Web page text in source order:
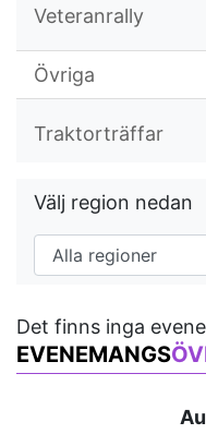
Veteranrally
Övriga
Traktorträffar
Välj region nedan
Det finns inga
EVENEMANGS